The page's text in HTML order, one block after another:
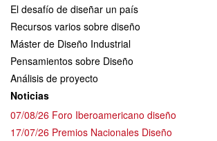
El desafío de diseñar un país
Recursos varios sobre diseño
Máster de Diseño Industrial
Pensamientos sobre Diseño
Análisis de proyecto
Noticias
07/08/26 Foro Iberoamericano diseño
17/07/26 Premios Nacionales Diseño